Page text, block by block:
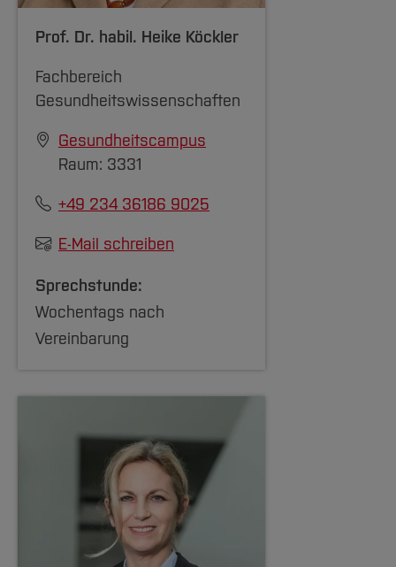
Prof. Dr. habil. Heike Köckler
Fachbereich
Gesundheitswissenschaften
Gesundheitscampus
Raum: 3331
+49 234 36186 9025
E-Mail schreiben
Sprechstunde:
Wochentags nach
Vereinbarung